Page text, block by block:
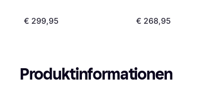
€ 299,95 € 268,95
Produktinformationen